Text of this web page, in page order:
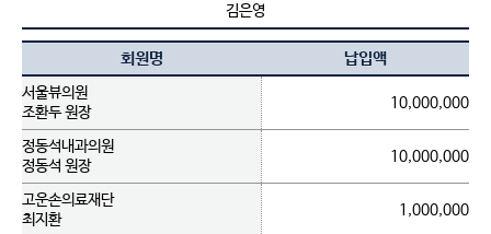
김은영
회원명 납입액
서울뷰의원
조환두 원장
10,000,000
정동석내과의원
정동석 원장
10,000,000
고운손의료재단
최지환
1,000,000